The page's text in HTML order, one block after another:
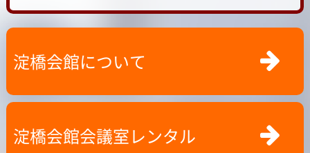
淀橋会館について
淀橋会館会議室レンタル